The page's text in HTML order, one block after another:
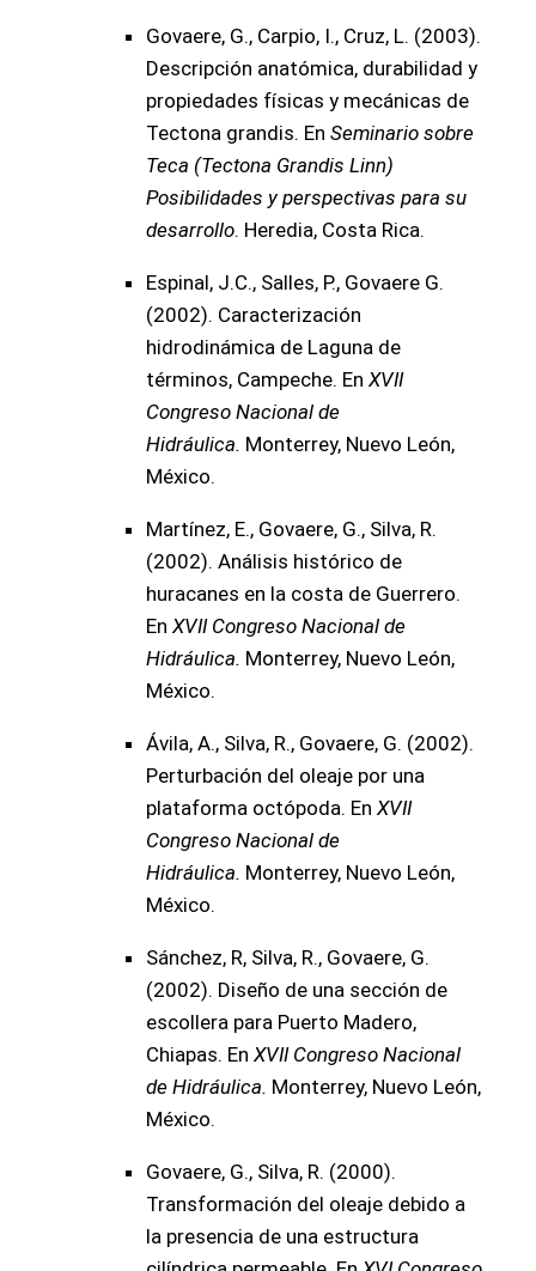
Govaere, G., Carpio, I., Cruz, L. (2003).
Descripción anatómica, durabilidad y
propiedades físicas y mecánicas de
Tectona grandis. En Seminario sobre
Teca (Tectona Grandis Linn)
Posibilidades y perspectivas para su
desarrollo. Heredia, Costa Rica.
Espinal, J.C., Salles, P., Govaere G.
(2002). Caracterización
hidrodinámica de Laguna de
términos, Campeche. En XVII
Congreso Nacional de
Hidráulica. Monterrey, Nuevo León,
México.
Martínez, E., Govaere, G., Silva, R.
(2002). Análisis histórico de
huracanes en la costa de Guerrero.
En XVII Congreso Nacional de
Hidráulica. Monterrey, Nuevo León,
México.
Ávila, A., Silva, R., Govaere, G. (2002).
Perturbación del oleaje por una
plataforma octópoda. En XVII
Congreso Nacional de
Hidráulica. Monterrey, Nuevo León,
México.
Sánchez, R, Silva, R., Govaere, G.
(2002). Diseño de una sección de
escollera para Puerto Madero,
Chiapas. En XVII Congreso Nacional
de Hidráulica. Monterrey, Nuevo León,
México.
Govaere, G., Silva, R. (2000).
Transformación del oleaje debido a
la presencia de una estructura